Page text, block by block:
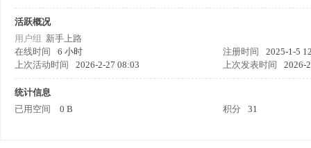
活跃概况
用户组 新手上路
在线时间
6 小时 注册时间
2025-1-5
上次活动时间
2026-2-27 08:03 上次发表时间 2026-
统计信息
已用空间
0 B 积分 31